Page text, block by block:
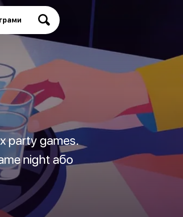
party games.
night або